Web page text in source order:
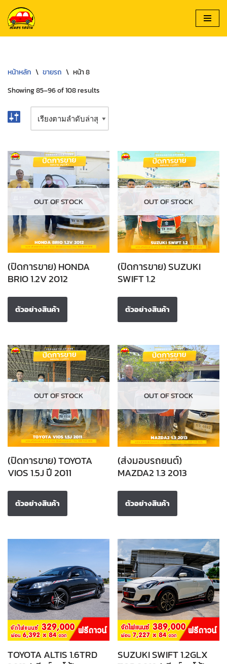
Skip
to
หน้าหลัก \ ขายรถ \ หน้า 8
Showing 85–96 of 108 results
OUT OF STOCK
(ปิดการขาย) HONDA
BRIO 1.2V 2012
ตัวอย่างสินค้า
OUT OF STOCK
(ปิดการขาย) SUZUKI
SWIFT 1.2
ตัวอย่างสินค้า
OUT OF STOCK
(ปิดการขาย) TOYOTA
VIOS 1.5J ปี 2011
ตัวอย่างสินค้า
OUT OF STOCK
(ส่งมอบรถยนต์)
MAZDA2 1.3 2013
ตัวอย่างสินค้า
TOYOTA ALTIS 1.6TRD
SUZUKI SWIFT 1.2GLX